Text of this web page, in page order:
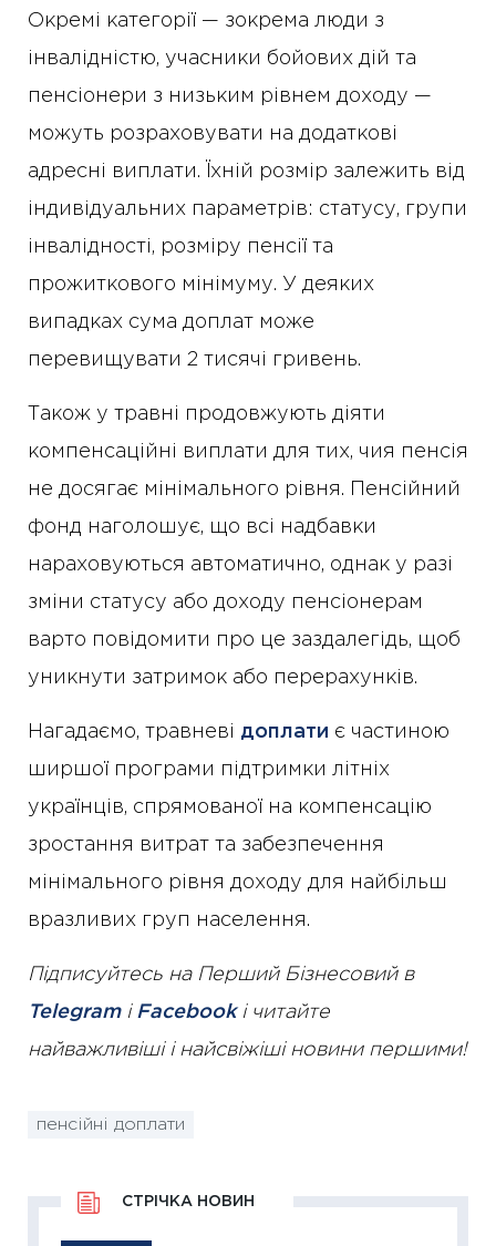
Окремі категорії — зокрема люди з
інвалідністю, учасники бойових дій та
пенсіонери з низьким рівнем доходу —
можуть розраховувати на додаткові
адресні виплати. Їхній розмір залежить від
індивідуальних параметрів: статусу, групи
інвалідності, розміру пенсії та
прожиткового мінімуму. У деяких
випадках сума доплат може
перевищувати 2 тисячі гривень.
Також у травні продовжують діяти
компенсаційні виплати для тих, чия пенсія
не досягає мінімального рівня. Пенсійний
фонд наголошує, що всі надбавки
нараховуються автоматично, однак у разі
зміни статусу або доходу пенсіонерам
варто повідомити про це заздалегідь, щоб
уникнути затримок або перерахунків.
Нагадаємо, травневі доплати є частиною
ширшої програми підтримки літніх
українців, спрямованої на компенсацію
зростання витрат та забезпечення
мінімального рівня доходу для найбільш
вразливих груп населення.
Підписуйтесь на Перший Бізнесовий в
Telegramі Facebookі читайте
найважливіші і найсвіжіші новини першими!
пенсійні доплати
СТРІЧКА НОВИН